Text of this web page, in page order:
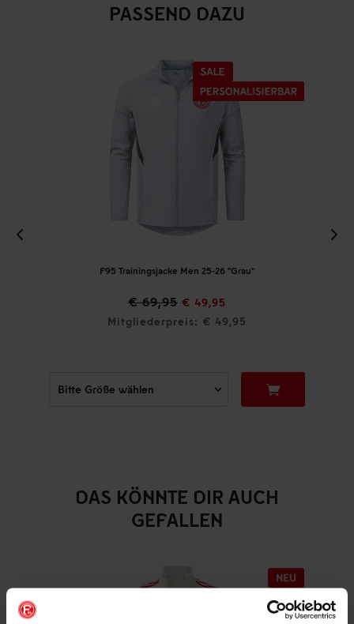
PASSEND DAZU
F95 Trainingsjacke Men 25-26 "Grau"
€ 69,95 € 49,95
Mitgliederpreis: € 49,95
DAS KÖNNTE DIR AUCH
GEFALLEN